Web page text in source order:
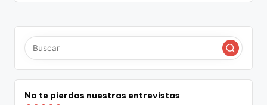
No te pierdas nuestras entrevistas